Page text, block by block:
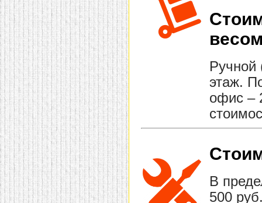
Ручной
этаж.
офис –
В
500